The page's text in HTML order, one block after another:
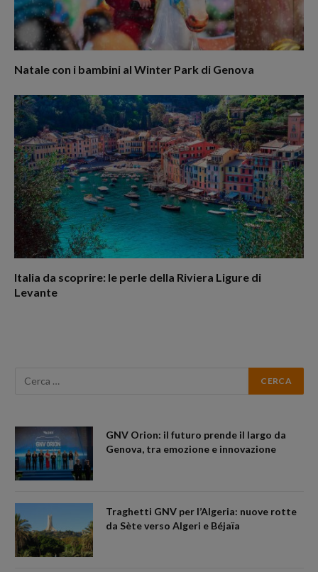
Natale con i bambini al Winter Park di Genova
Italia da scoprire: le perle della Riviera Ligure di
Levante
GNV Orion: il futuro prende il largo da
Genova, tra emozione e innovazione
Traghetti GNV per l’Algeria: nuove rotte
da Sète verso Algeri e Béjaïa